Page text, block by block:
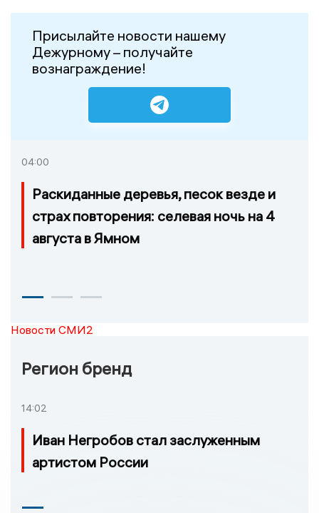
Присылайте новости нашему
Дежурному – получайте
вознаграждение!
04:00
Раскиданные деревья, песок везде и
страх повторения: селевая ночь на 4
августа в Ямном
Новости СМИ2
Регион бренд
14:02
Иван Негробов стал заслуженным
артистом России